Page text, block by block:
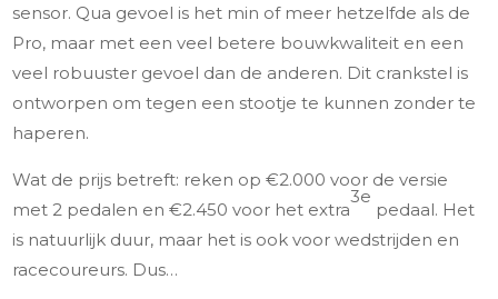
sensor. Qua gevoel is het min of meer hetzelfde als de
Pro, maar met een veel betere bouwkwaliteit en een
veel robuuster gevoel dan de anderen. Dit crankstel is
ontworpen om tegen een stootje te kunnen zonder te
haperen.
Wat de prijs betreft: reken op €2.000 voor de versie
met 2 pedalen en €2.450 voor het extra
3e
pedaal. Het
is natuurlijk duur, maar het is ook voor wedstrijden en
racecoureurs. Dus…